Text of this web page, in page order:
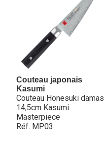
Téléchargements
Thank you for booking
Tous les articles
Trouver mon couteau
Trouver mon magasin
Couteau japonais
Kasumi
Couteau Honesuki damas
14,5cm Kasumi
Masterpiece
Réf. MP03